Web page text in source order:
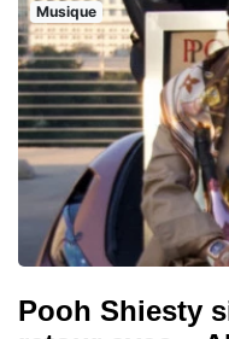
Musique
Pooh Shiesty